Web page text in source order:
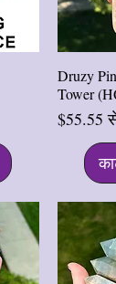
Druzy
Tower
$55.55
बिक्री